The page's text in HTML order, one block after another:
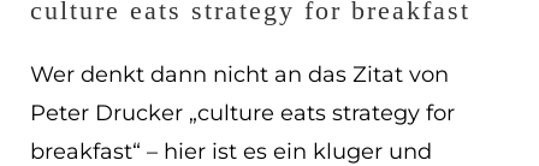
culture eats strategy for breakfast
Wer denkt dann nicht an das Zitat von
Peter Drucker „culture eats strategy for
breakfast“ – hier ist es ein kluger und